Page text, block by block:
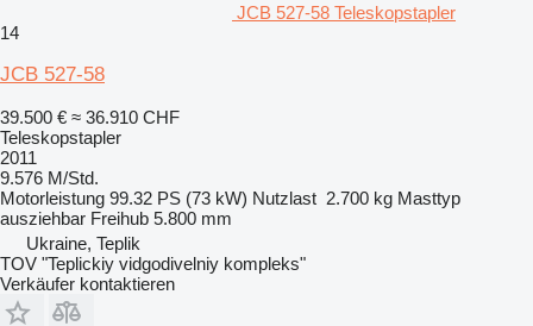
JCB 527-58 Teleskopstapler
14
JCB 527-58
39.500 € ≈ 36.910 CHF
Teleskopstapler
2011
9.576 M/Std.
Motorleistung 99.32 PS (73 kW) Nutzlast 2.700 kg Masttyp
ausziehbar Freihub 5.800 mm
Ukraine, Teplik
TOV "Teplickiy vidgodivelniy kompleks"
Verkäufer kontaktieren